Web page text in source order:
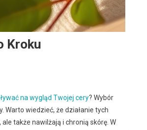
Kroku
na wygląd Twojej cery? Wybór
Warto wiedzieć, że działanie tych
także nawilżają i chronią skórę. W